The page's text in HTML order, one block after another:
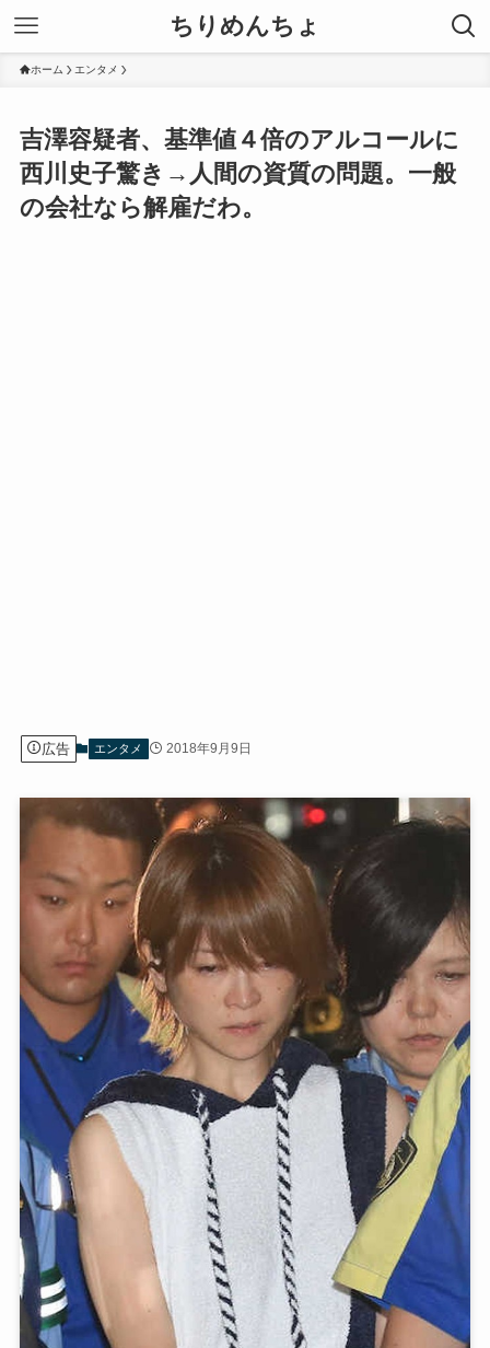
ちりめんちょ
ホーム エンタメ
吉澤容疑者、基準値４倍のアルコールに
西川史子驚き→人間の資質の問題。一般
の会社なら解雇だわ。
広告 エンタメ 2018年9月9日